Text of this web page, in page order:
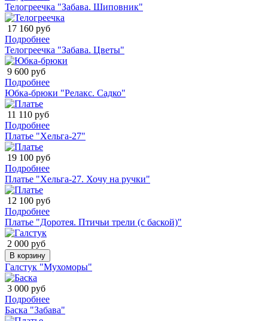
Телогреечка "Забава. Шиповник"
17 160 руб
Подробнее
Телогреечка "Забава. Цветы"
9 600 руб
Подробнее
Юбка-брюки "Релакс. Садко"
11 110 руб
Подробнее
Платье "Хельга-27"
19 100 руб
Подробнее
Платье "Хельга-27. Хочу на ручки"
12 100 руб
Подробнее
Платье "Доротея. Птичьи трели (с баской)"
2 000 руб
В корзину
Галстук "Мухоморы"
3 000 руб
Подробнее
Баска "Забава"